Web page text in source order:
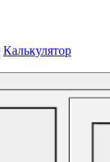
Калькулятор